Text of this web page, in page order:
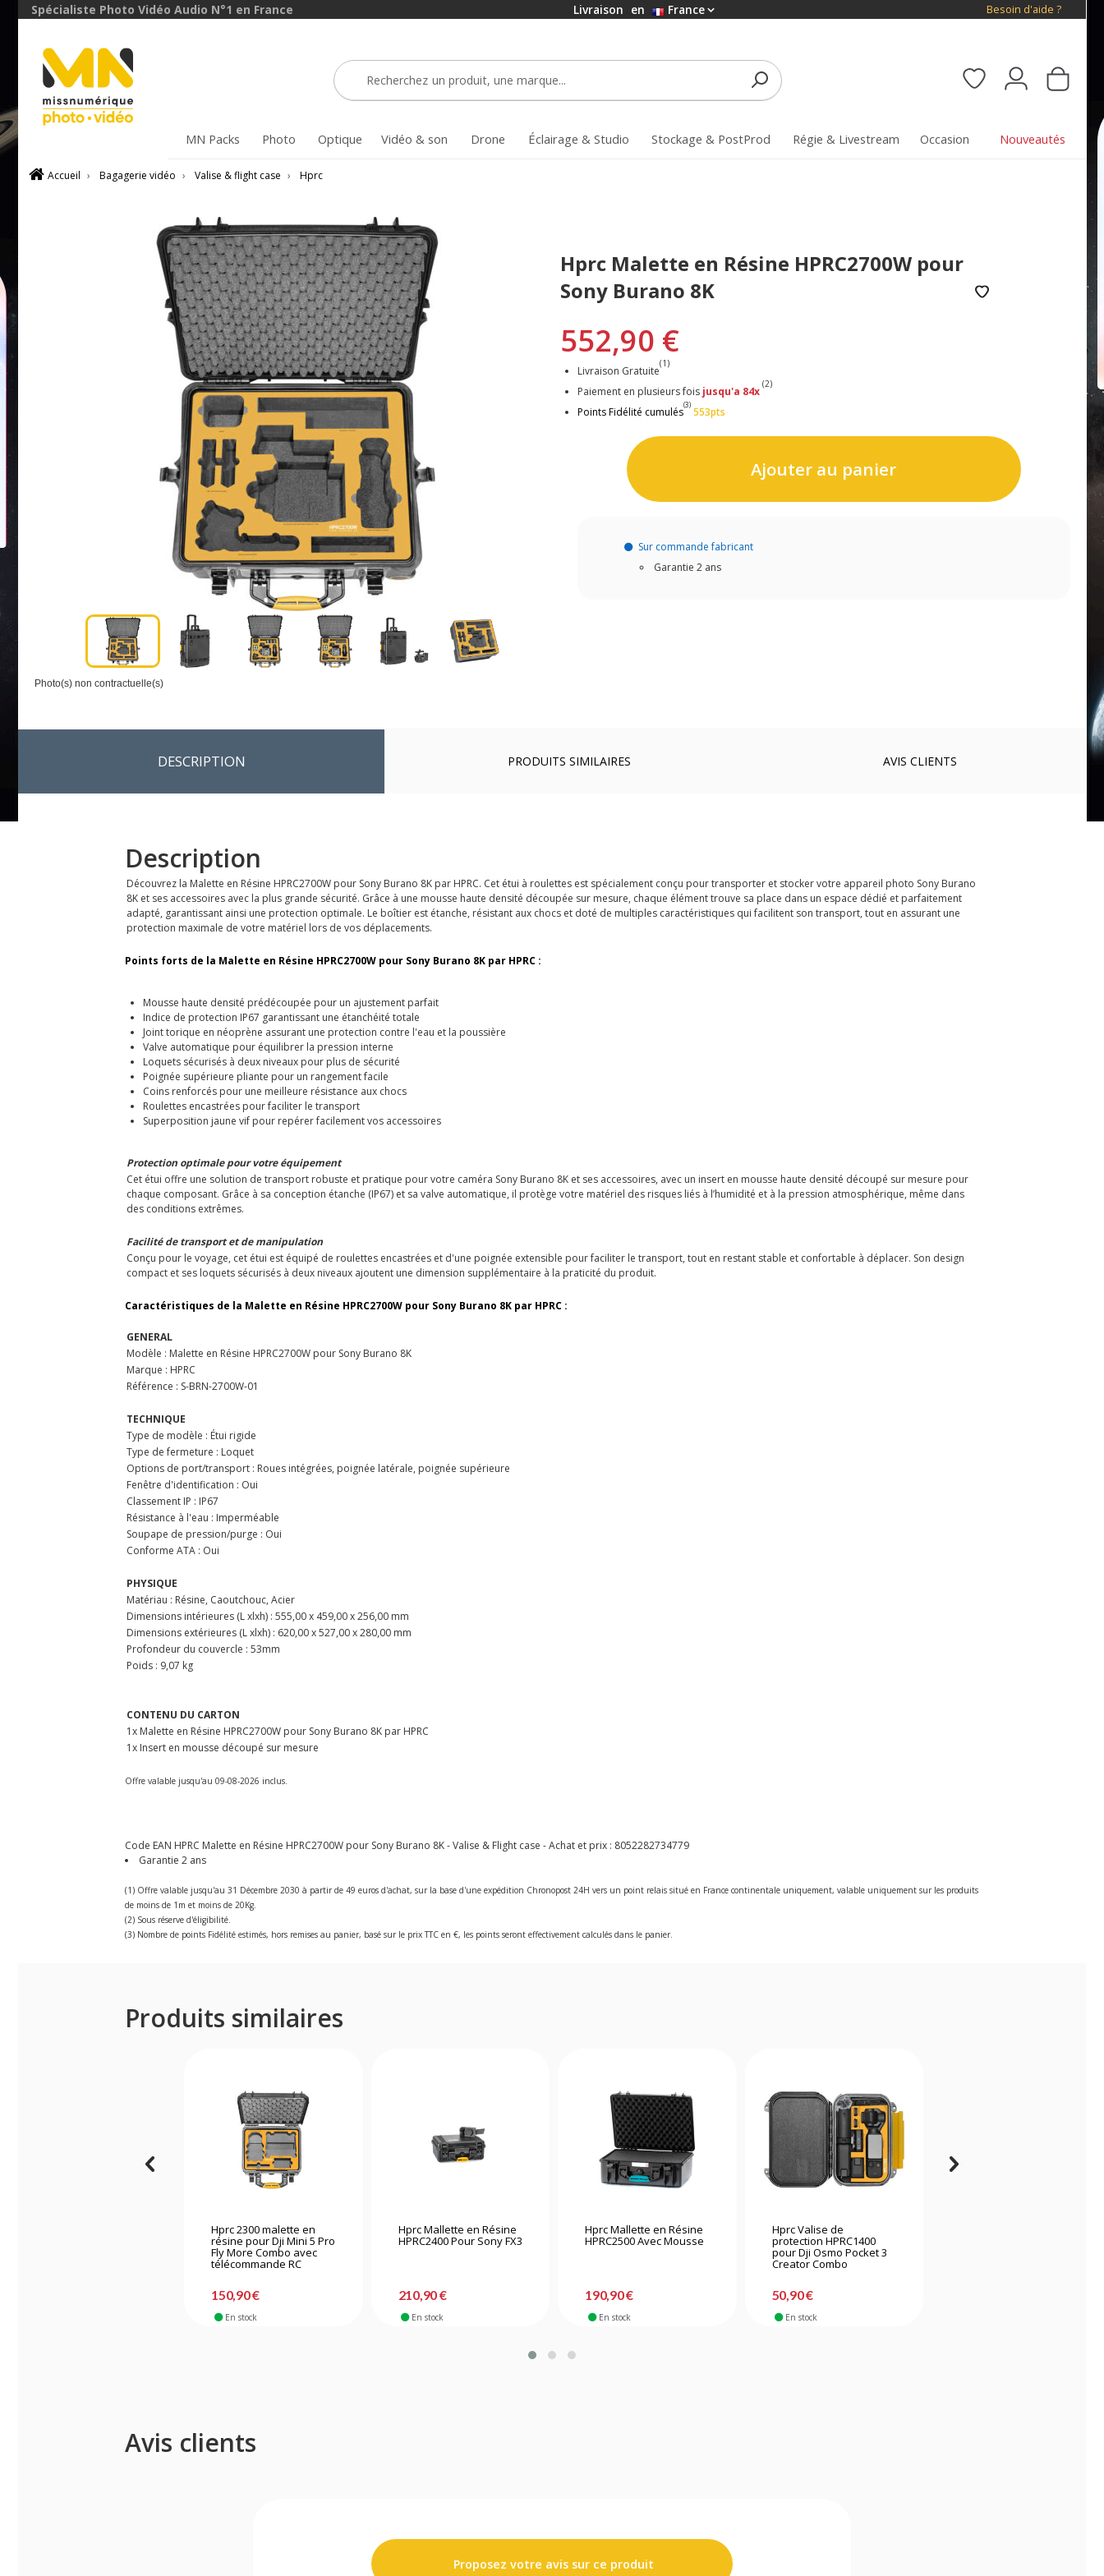
Spécialiste Photo Vidéo Audio N°1 en France Livraison en France Besoin d'aide ?
MN Packs Photo Optique Vidéo & son Drone Éclairage & Studio Stockage & PostProd Régie & Livestream Occasion Nouveautés
Accueil › Bagagerie vidéo › Valise & flight case › Hprc
Photo(s) non contractuelle(s)
Hprc Malette en Résine HPRC2700W pour
Sony Burano 8K
552,90 €
Livraison Gratuite
(1)
Paiement en plusieurs fois jusqu'a 84x
(2)
Points Fidélité cumulés
(3)
553pts
Ajouter au panier
Sur commande fabricant
Garantie 2 ans
DESCRIPTION PRODUITS SIMILAIRES AVIS CLIENTS
Description
Découvrez la Malette en Résine HPRC2700W pour Sony Burano 8K par HPRC. Cet étui à roulettes est spécialement conçu pour transporter et stocker votre appareil photo Sony Burano
8K et ses accessoires avec la plus grande sécurité. Grâce à une mousse haute densité découpée sur mesure, chaque élément trouve sa place dans un espace dédié et parfaitement
adapté, garantissant ainsi une protection optimale. Le boîtier est étanche, résistant aux chocs et doté de multiples caractéristiques qui facilitent son transport, tout en assurant une
protection maximale de votre matériel lors de vos déplacements.
Points forts de la Malette en Résine HPRC2700W pour Sony Burano 8K par HPRC :
Mousse haute densité prédécoupée pour un ajustement parfait
Indice de protection IP67 garantissant une étanchéité totale
Joint torique en néoprène assurant une protection contre l'eau et la poussière
Valve automatique pour équilibrer la pression interne
Loquets sécurisés à deux niveaux pour plus de sécurité
Poignée supérieure pliante pour un rangement facile
Coins renforcés pour une meilleure résistance aux chocs
Roulettes encastrées pour faciliter le transport
Superposition jaune vif pour repérer facilement vos accessoires
Protection optimale pour votre équipement
Cet étui offre une solution de transport robuste et pratique pour votre caméra Sony Burano 8K et ses accessoires, avec un insert en mousse haute densité découpé sur mesure pour
chaque composant. Grâce à sa conception étanche (IP67) et sa valve automatique, il protège votre matériel des risques liés à l’humidité et à la pression atmosphérique, même dans
des conditions extrêmes.
Facilité de transport et de manipulation
Conçu pour le voyage, cet étui est équipé de roulettes encastrées et d'une poignée extensible pour faciliter le transport, tout en restant stable et confortable à déplacer. Son design
compact et ses loquets sécurisés à deux niveaux ajoutent une dimension supplémentaire à la praticité du produit.
Caractéristiques de la Malette en Résine HPRC2700W pour Sony Burano 8K par HPRC :
GENERAL
Modèle : Malette en Résine HPRC2700W pour Sony Burano 8K
Marque : HPRC
Référence : S-BRN-2700W-01
TECHNIQUE
Type de modèle : Étui rigide
Type de fermeture : Loquet
Options de port/transport : Roues intégrées, poignée latérale, poignée supérieure
Fenêtre d'identification : Oui
Classement IP : IP67
Résistance à l'eau : Imperméable
Soupape de pression/purge : Oui
Conforme ATA : Oui
PHYSIQUE
Matériau : Résine, Caoutchouc, Acier
Dimensions intérieures (L xlxh) : 555,00 x 459,00 x 256,00 mm
Dimensions extérieures (L xlxh) : 620,00 x 527,00 x 280,00 mm
Profondeur du couvercle : 53mm
Poids : 9,07 kg
CONTENU DU CARTON
1x Malette en Résine HPRC2700W pour Sony Burano 8K par HPRC
1x Insert en mousse découpé sur mesure
Offre valable jusqu'au 09-08-2026 inclus.
Code EAN HPRC Malette en Résine HPRC2700W pour Sony Burano 8K - Valise & Flight case - Achat et prix : 8052282734779
Garantie 2 ans
(1) Offre valable jusqu'au 31 Décembre 2030 à partir de 49 euros d'achat, sur la base d'une expédition Chronopost 24H vers un point relais situé en France continentale uniquement, valable uniquement sur les produits
de moins de 1m et moins de 20Kg.
(2) Sous réserve d'éligibilité.
(3) Nombre de points Fidélité estimés, hors remises au panier, basé sur le prix TTC en €, les points seront effectivement calculés dans le panier.
Produits similaires
Hprc 2300 malette en
résine pour Dji Mini 5 Pro
Fly More Combo avec
télécommande RC
150,90 €
En stock
Hprc Mallette en Résine
HPRC2400 Pour Sony FX3
210,90 €
En stock
Hprc Mallette en Résine
HPRC2500 Avec Mousse
190,90 €
En stock
Hprc Valise de
protection HPRC1400
pour Dji Osmo Pocket 3
Creator Combo
50,90 €
En stock
Avis clients
Proposez votre avis sur ce produit